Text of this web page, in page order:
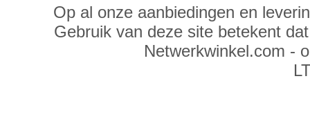
Op al onze aanbiedingen en
Gebruik van deze site betekent
Netwerkwinkel.com -